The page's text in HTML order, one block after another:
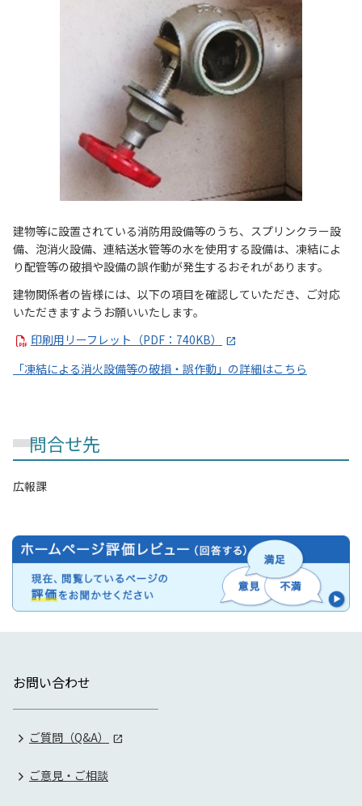
建物等に設置されている消防用設備等のうち、スプリンクラー設
備、泡消火設備、連結送水管等の水を使用する設備は、凍結によ
り配管等の破損や設備の誤作動が発生するおそれがあります。
建物関係者の皆様には、以下の項目を確認していただき、ご対応
いただきますようお願いいたします。
印刷用リーフレット（PDF：740KB）
「凍結による消火設備等の破損・誤作動」の詳細はこちら
問合せ先
広報課
お問い合わせ
ご質問（Q&A）
ご意見・ご相談